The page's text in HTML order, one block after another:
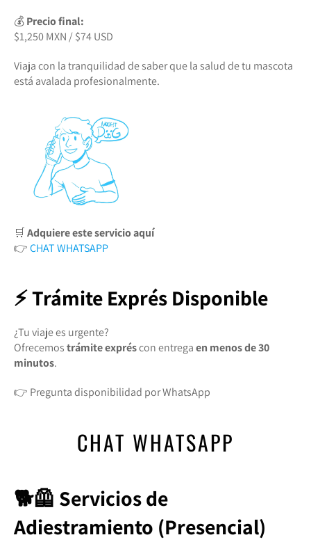
💰Precio final:
$1,250 MXN / $74 USD
Viaja con la tranquilidad de saber que la salud de tu mascota
está avalada profesionalmente.
🛒Adquiere este servicio aquí
👉CHAT WHATSAPP
⚡ Trámite Exprés Disponible
¿Tu viaje es urgente?
Ofrecemostrámite expréscon entregaen menos de 30
minutos.
👉 Pregunta disponibilidad por WhatsApp
CHAT WHATSAPP
🐕🦺 Servicios de
Adiestramiento (Presencial)